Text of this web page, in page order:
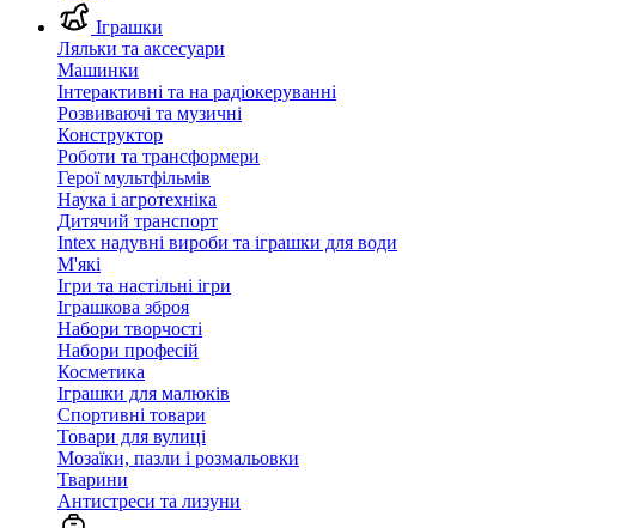
Іграшки
Ляльки та аксесуари
Машинки
Інтерактивні та на радіокеруванні
Розвиваючі та музичні
Конструктор
Роботи та трансформери
Герої мультфільмів
Наука і агротехніка
Дитячий транспорт
Intex надувні вироби та іграшки для води
М'які
Ігри та настільні ігри
Іграшкова зброя
Набори творчості
Набори професій
Косметика
Іграшки для малюків
Спортивні товари
Товари для вулиці
Мозаїки, пазли і розмальовки
Тварини
Антистреси та лизуни